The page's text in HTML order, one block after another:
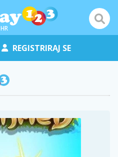
HR
REGISTRIRAJ SE